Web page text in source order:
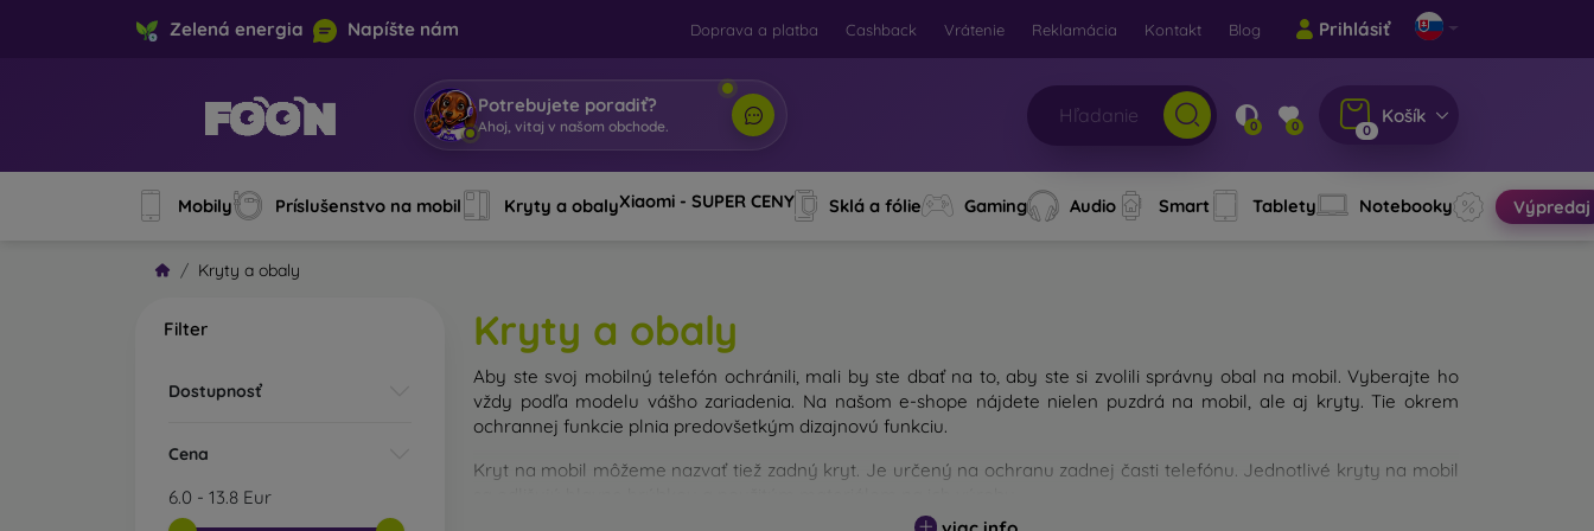
Zelená energia Napíšte nám Doprava a platba Cashback Vrátenie Reklamácia Kontakt Blog Prihlásiť
Potrebujete poradiť?
So| 0 0 0
Košík
Mobily Príslušenstvo na mobil Kryty a obalyXiaomi - SUPER CENY Sklá a fólie Gaming Audio Smart Tablety Notebooky Výpredaj
Kryty a obaly
Filter
Dostupnosť
Cena
6.0 - 13.8 Eur
Kryty a obaly
Aby ste svoj mobilný telefón ochránili, mali by ste dbať na to, aby ste si zvolili správny obal na mobil. Vyberajte ho
vždy podľa modelu vášho zariadenia. Na našom e-shope nájdete nielen puzdrá na mobil, ale aj kryty. Tie okrem
ochrannej funkcie plnia predovšetkým dizajnovú funkciu.
Kryt na mobil môžeme nazvať tiež zadný kryt. Je určený na ochranu zadnej časti telefónu. Jednotlivé kryty na mobil